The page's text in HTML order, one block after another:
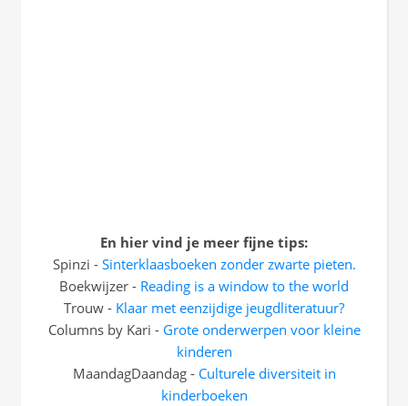
En hier vind je meer fijne tips:
Spinzi - Sinterklaasboeken zonder zwarte pieten.
Boekwijzer - Reading is a window to the world
Trouw - Klaar met eenzijdige jeugdliteratuur?
Columns by Kari - Grote onderwerpen voor kleine
kinderen
MaandagDaandag - Culturele diversiteit in
kinderboeken